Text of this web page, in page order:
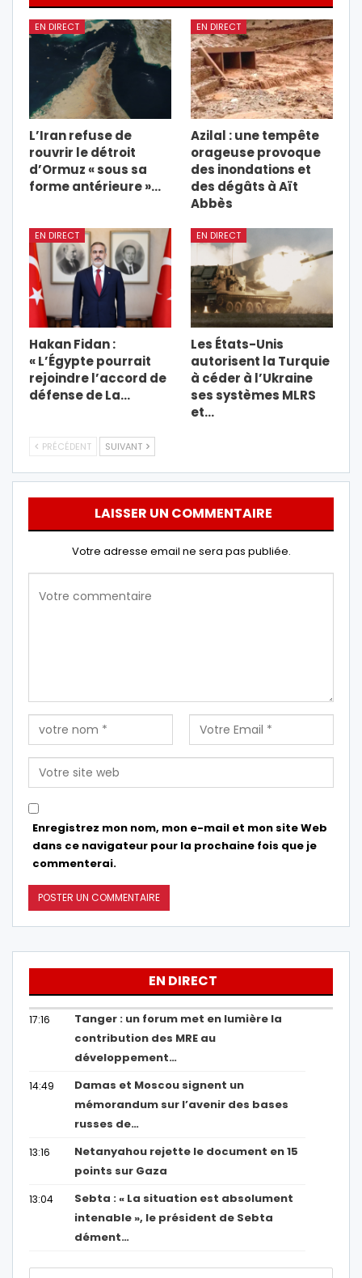
EN DIRECT
L’Iran refuse de
rouvrir le détroit
d’Ormuz « sous sa
forme antérieure »…
EN DIRECT
Azilal : une tempête
orageuse provoque
des inondations et
des dégâts à Aït
Abbès
EN DIRECT
Hakan Fidan :
« L’Égypte pourrait
rejoindre l’accord de
défense de La…
EN DIRECT
Les États-Unis
autorisent la Turquie
à céder à l’Ukraine
ses systèmes MLRS
et…
PRÉCÉDENT SUIVANT
LAISSER UN COMMENTAIRE
Votre adresse email ne sera pas publiée.
Enregistrez mon nom, mon e-mail et mon site Web
dans ce navigateur pour la prochaine fois que je
commenterai.
EN DIRECT
17:16
Tanger : un forum met en lumière la
contribution des MRE au
développement…
14:49
Damas et Moscou signent un
mémorandum sur l’avenir des bases
russes de…
13:16
Netanyahou rejette le document en 15
points sur Gaza
13:04
Sebta : « La situation est absolument
intenable », le président de Sebta
dément…